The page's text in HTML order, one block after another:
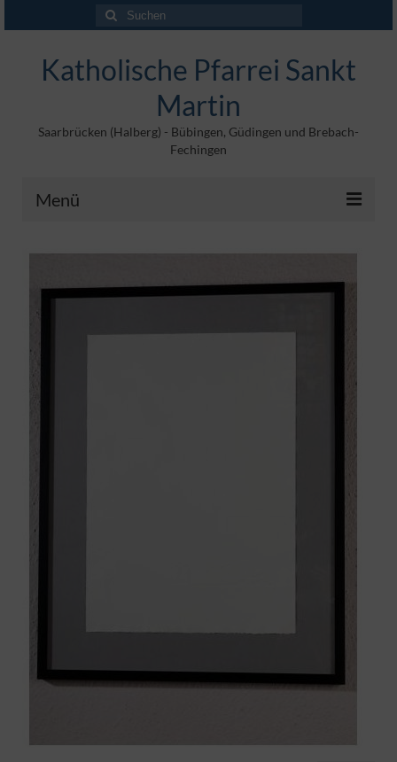
Suchen
nach:
Katholische Pfarrei Sankt
Martin
Saarbrücken (Halberg) - Bübingen, Güdingen und Brebach-
Fechingen
Menü
Veröffentlichungen